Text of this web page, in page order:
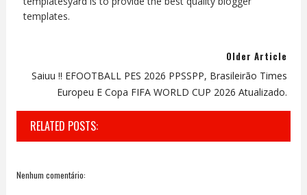
templates.
Older Article
Saiuu !! EFOOTBALL PES 2026 PPSSPP, Brasileirão Times
Europeu E Copa FIFA WORLD CUP 2026 Atualizado.
RELATED POSTS:
Nenhum comentário: